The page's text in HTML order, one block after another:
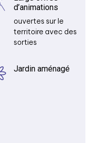
d’animations
ouvertes sur le
territoire avec des
sorties
Jardin aménagé